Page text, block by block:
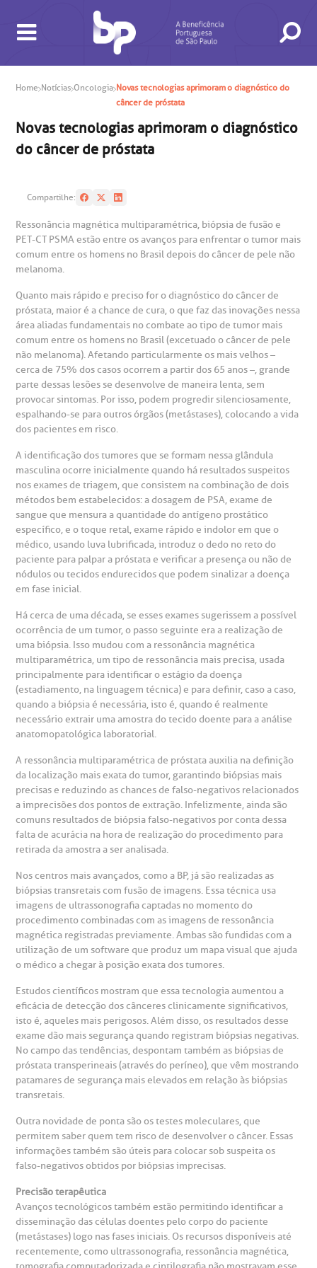
BUSCA
CONSULTAS E EXAMES
de consultas e exames
in antecipado
de exames
de Exames
ATENDIMENTO 24H
SAC
A BP conta com você para melhorar sempre a qualidade do
atendimento e dos serviços prestados.
A Ouvidoria e SAC são canais para você, cliente da BP, tirar
suas dúvidas, registrar suas reclamações ou fazer elogios
relacionados ao nosso atendimento e aos nossos serviços.
Horário de atendimento: 2ª a 6ª feira das 7h às 18h
(11)3505-1000
ouvidoria@bp.org.br
Fale Conosco
CONHEÇA AS UNIDADES
Hospital BP
Saiba mais
Endereço:
Rua Maestro Cardim, 769
CEP: 01323-001 | Bela Vista
São Paulo - SP
BP Mirante
Saiba mais
Endereço:
R. Martiniano de Carvalho, 965
CEP: 01323-001 | Bela Vista
São Paulo - SP
Clínica Medicina da Mulher
Saiba mais
Endereço:
R. Colômbia, 332
CEP: 01438-000 | Jardim Paulista
São Paulo - SP
INSTITUCIONAL
e Pesquisa
do médico
de conduta
Financeiras
social da BP
corporativa
social
a BP
Conosco
de Bioética
NOSSOS SERVIÇOS
Telemedicina BP
Teleinterconsulta
Centro de Doenças Autoimunes
INFORMAÇÕES ÚTEIS
de atendimento
de Infarto SUS
de Visita
socorro
de cópia de prontuário médico
de orçamento particular
de veracidade de atestado
atendimento
Cirurgia
de Sangue
de órgãos
e perdidos
ESPECIALIDADES
de Oncologia e Hematologia
de Excelência em Neurologia e
de Excelência em Ortopedia
especialidades
Home Notícias Oncologia Novas tecnologias aprimoram o diagnóstico do
câncer de próstata
Novas tecnologias aprimoram o diagnóstico
do câncer de próstata
Compartilhe:
Ressonância magnética multiparamétrica, biópsia de fusão e
PET-CT PSMA estão entre os avanços para enfrentar o tumor mais
comum entre os homens no Brasil depois do câncer de pele não
melanoma.
Quanto mais rápido e preciso for o diagnóstico do câncer de
próstata, maior é a chance de cura, o que faz das inovações nessa
área aliadas fundamentais no combate ao tipo de tumor mais
comum entre os homens no Brasil (excetuado o câncer de pele
não melanoma). Afetando particularmente os mais velhos –
cerca de 75% dos casos ocorrem a partir dos 65 anos –, grande
parte dessas lesões se desenvolve de maneira lenta, sem
provocar sintomas. Por isso, podem progredir silenciosamente,
espalhando-se para outros órgãos (metástases), colocando a vida
dos pacientes em risco.
A identificação dos tumores que se formam nessa glândula
masculina ocorre inicialmente quando há resultados suspeitos
nos exames de triagem, que consistem na combinação de dois
métodos bem estabelecidos: a dosagem de PSA, exame de
sangue que mensura a quantidade do antígeno prostático
específico, e o toque retal, exame rápido e indolor em que o
médico, usando luva lubrificada, introduz o dedo no reto do
paciente para palpar a próstata e verificar a presença ou não de
nódulos ou tecidos endurecidos que podem sinalizar a doença
em fase inicial.
Há cerca de uma década, se esses exames sugerissem a possível
ocorrência de um tumor, o passo seguinte era a realização de
uma biópsia. Isso mudou com a ressonância magnética
multiparamétrica, um tipo de ressonância mais precisa, usada
principalmente para identificar o estágio da doença
(estadiamento, na linguagem técnica) e para definir, caso a caso,
quando a biópsia é necessária, isto é, quando é realmente
necessário extrair uma amostra do tecido doente para a análise
anatomopatológica laboratorial.
A ressonância multiparamétrica de próstata auxilia na definição
da localização mais exata do tumor, garantindo biópsias mais
precisas e reduzindo as chances de falso-negativos relacionados
a imprecisões dos pontos de extração. Infelizmente, ainda são
comuns resultados de biópsia falso-negativos por conta dessa
falta de acurácia na hora de realização do procedimento para
retirada da amostra a ser analisada.
Nos centros mais avançados, como a BP, já são realizadas as
biópsias transretais com fusão de imagens. Essa técnica usa
imagens de ultrassonografia captadas no momento do
procedimento combinadas com as imagens de ressonância
magnética registradas previamente. Ambas são fundidas com a
utilização de um software que produz um mapa visual que ajuda
o médico a chegar à posição exata dos tumores.
Estudos científicos mostram que essa tecnologia aumentou a
eficácia de detecção dos cânceres clinicamente significativos,
isto é, aqueles mais perigosos. Além disso, os resultados desse
exame dão mais segurança quando registram biópsias negativas.
No campo das tendências, despontam também as biópsias de
próstata transperineais (através do períneo), que vêm mostrando
patamares de segurança mais elevados em relação às biópsias
transretais.
Outra novidade de ponta são os testes moleculares, que
permitem saber quem tem risco de desenvolver o câncer. Essas
informações também são úteis para colocar sob suspeita os
falso-negativos obtidos por biópsias imprecisas.
Precisão terapêutica
Avanços tecnológicos também estão permitindo identificar a
disseminação das células doentes pelo corpo do paciente
(metástases) logo nas fases iniciais. Os recursos disponíveis até
recentemente, como ultrassonografia, ressonância magnética,